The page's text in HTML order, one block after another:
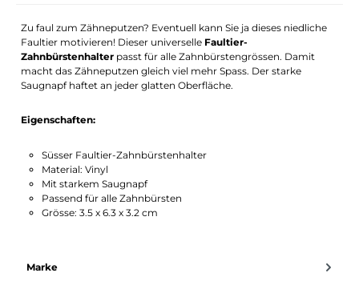
Zu faul zum Zähneputzen? Eventuell kann Sie ja dieses niedliche
Faultier motivieren! Dieser universelle Faultier-
Zahnbürstenhalter passt für alle Zahnbürstengrössen. Damit
macht das Zähneputzen gleich viel mehr Spass. Der starke
Saugnapf haftet an jeder glatten Oberfläche.
Eigenschaften:
Süsser Faultier-Zahnbürstenhalter
Material: Vinyl
Mit starkem Saugnapf
Passend für alle Zahnbürsten
Grösse: 3.5 x 6.3 x 3.2 cm
Marke